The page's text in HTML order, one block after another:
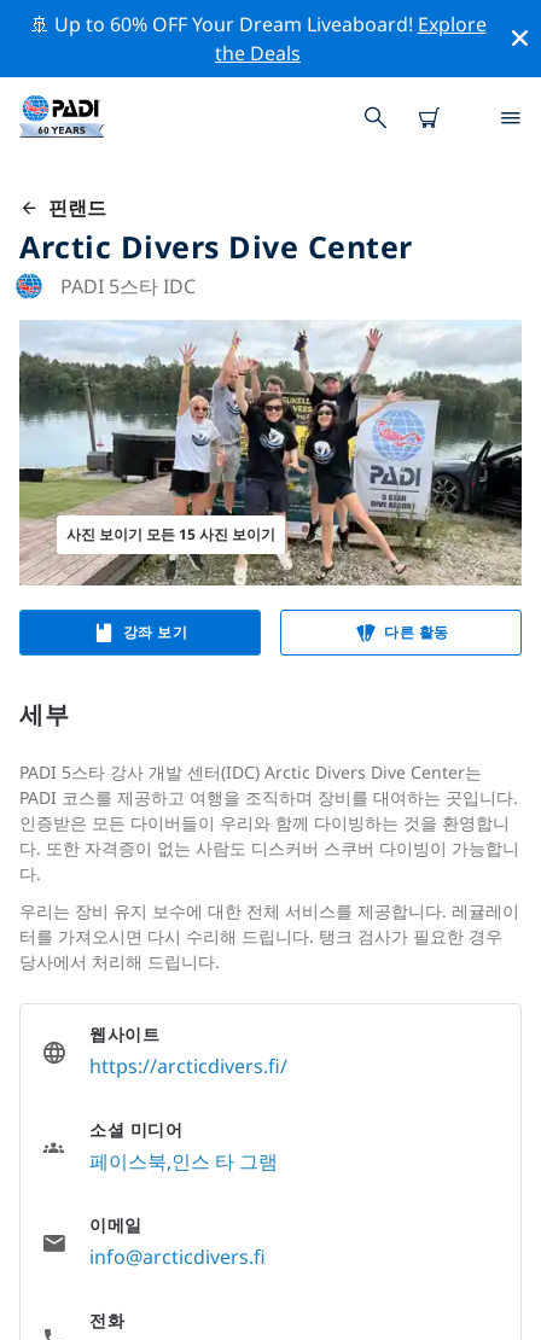
🚢 Up to 60% OFF Your Dream Liveaboard! Explore
the Deals
핀랜드
Arctic Divers Dive Center
PADI 5스타 IDC
사진 보이기 모든 15 사진 보이기
강좌 보기 다른 활동
세부
PADI 5스타 강사 개발 센터(IDC) Arctic Divers Dive Center는
PADI 코스를 제공하고 여행을 조직하며 장비를 대여하는 곳입니다.
인증받은 모든 다이버들이 우리와 함께 다이빙하는 것을 환영합니
다. 또한 자격증이 없는 사람도 디스커버 스쿠버 다이빙이 가능합니
다.
우리는 장비 유지 보수에 대한 전체 서비스를 제공합니다. 레귤레이
터를 가져오시면 다시 수리해 드립니다. 탱크 검사가 필요한 경우
당사에서 처리해 드립니다.
웹사이트
https://arcticdivers.fi/
소셜 미디어
페이스북 인스 타 그램
이메일
info@arcticdivers.fi
전화